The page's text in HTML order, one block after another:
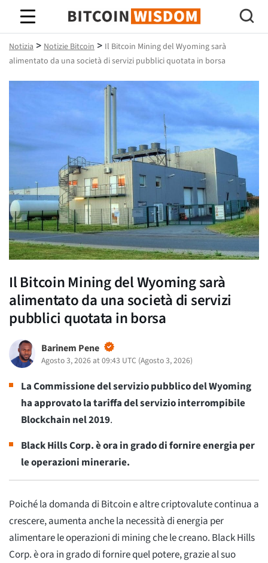
Saggezza Bitcoin
Notizia > Notizie Bitcoin > Il Bitcoin Mining del Wyoming sarà
alimentato da una società di servizi pubblici quotata in borsa
Il Bitcoin Mining del Wyoming sarà
alimentato da una società di servizi
pubblici quotata in borsa
Barinem Pene
Agosto 3, 2026 at 09:43 UTC (Agosto 3, 2026)
La Commissione del servizio pubblico del Wyoming
ha approvato la tariffa del servizio interrompibile
Blockchain nel 2019.
Black Hills Corp. è ora in grado di fornire energia per
le operazioni minerarie.
Poiché la domanda di Bitcoin e altre criptovalute continua a
crescere, aumenta anche la necessità di energia per
alimentare le operazioni di mining che le creano. Black Hills
Corp. è ora in grado di fornire quel potere, grazie al suo